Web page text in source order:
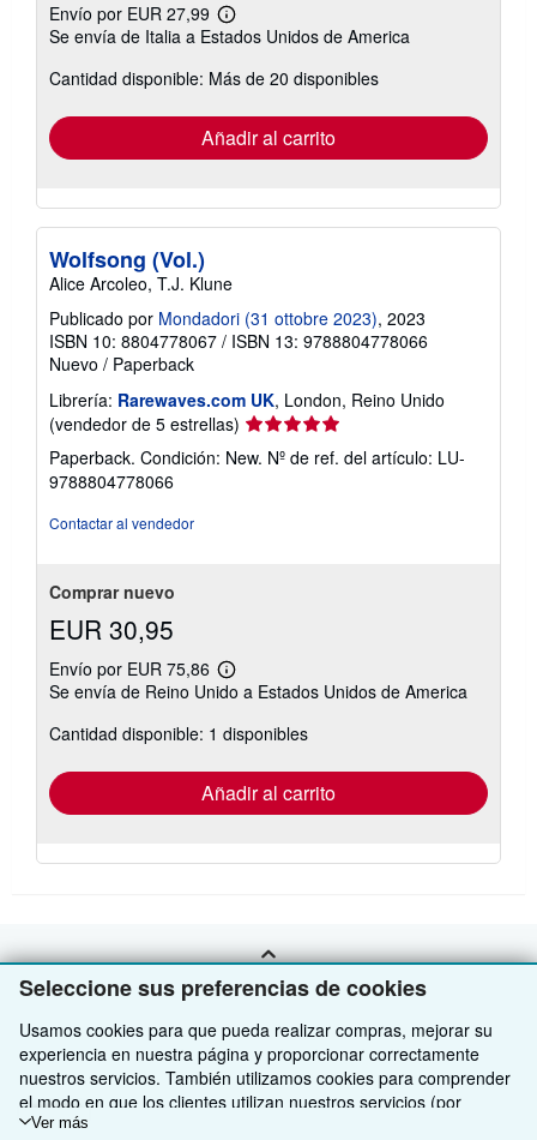
Seleccione sus preferencias de cookies
Usamos cookies para que pueda realizar compras, mejorar su
experiencia en nuestra página y proporcionar correctamente
nuestros servicios. También utilizamos cookies para comprender
el modo en que los clientes utilizan nuestros servicios (por
ejemplo, midiendo las visitas al sitio) y así poder realizar mejoras.
Ver más
Envío por EUR 27,99
Más
información
las
envío
Se envía de Italia a Estados Unidos de America
Cantidad disponible: Más de 20 disponibles
Añadir al carrito
Wolfsong (Vol.)
Alice Arcoleo, T.J. Klune
Publicado por Mondadori (31 ottobre 2023), 2023
ISBN 10: 8804778067 / ISBN 13: 9788804778066
Nuevo / Paperback
Librería: Rarewaves.com UK, London, Reino Unido
(vendedor de 5 estrellas) Calificación
vendedor:
Paperback. Condición: New. Nº de ref. del artículo: LU-
9788804778066
Contactar al vendedor
Comprar nuevo
EUR 30,95
Envío por EUR 75,86
Más
información
las
tarifas
envío
Se envía de Reino Unido a Estados Unidos de America
Cantidad disponible: 1 disponibles
Añadir al carrito
VOLVER AL INICIO
Compre con nosotros
Búsqueda avanzada
Colecciones
Venda con nosotros
Comenzar a vender
Sobre nosotros